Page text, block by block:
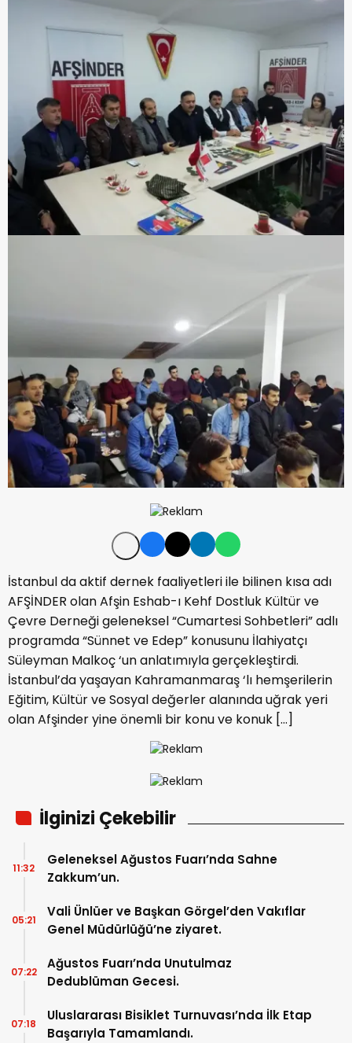
İstanbul da aktif dernek faaliyetleri ile bilinen kısa adı
AFŞİNDER olan Afşin Eshab-ı Kehf Dostluk Kültür ve
Çevre Derneği geleneksel “Cumartesi Sohbetleri” adlı
programda “Sünnet ve Edep” konusunu İlahiyatçı
Süleyman Malkoç ‘un anlatımıyla gerçekleştirdi.
İstanbul’da yaşayan Kahramanmaraş ‘lı hemşerilerin
Eğitim, Kültür ve Sosyal değerler alanında uğrak yeri
olan Afşinder yine önemli bir konu ve konuk […]
İlginizi Çekebilir
Geleneksel Ağustos Fuarı’nda Sahne
Zakkum’un.
11:32
Vali Ünlüer ve Başkan Görgel’den Vakıflar
Genel Müdürlüğü’ne ziyaret.
05:21
Ağustos Fuarı’nda Unutulmaz
Dedublüman Gecesi.
07:22
Uluslararası Bisiklet Turnuvası’nda İlk Etap
Başarıyla Tamamlandı.
07:18